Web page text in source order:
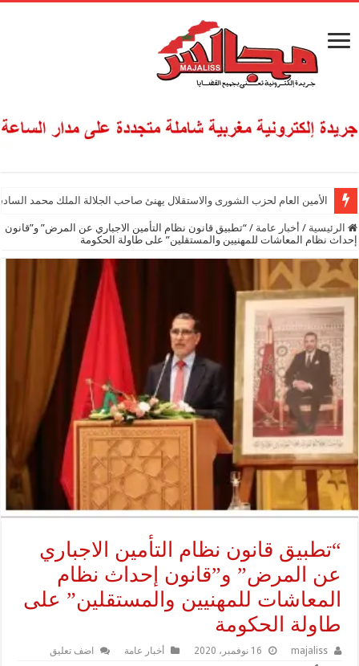
الأمين العام لحزب الشورى والاستقلال يهنئ صاحب الجلالة الملك محمد
الرئيسية / أخبار عامة / “تطبيق قانون نظام التأمين الاجباري عن المرض” و”قانون
إحداث نظام المعاشات للمهنيين والمستقلين” على طاولة الحكومة
“تطبيق قانون نظام التأمين الاجباري
عن المرض” و”قانون إحداث نظام
المعاشات للمهنيين والمستقلين” على
طاولة الحكومة
majaliss 16 نوفمبر، 2020 أخبار عامة اضف تعليق